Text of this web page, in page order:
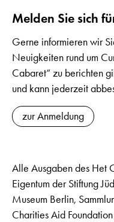
Melden Sie sich
Gerne informieren wir
Neuigkeiten rund um
Cabaret“ zu berichten
und kann jederzeit
zur Anmeldung
Alle Ausgaben des Het
Eigentum der Stiftung
Museum Berlin,
Charities Aid